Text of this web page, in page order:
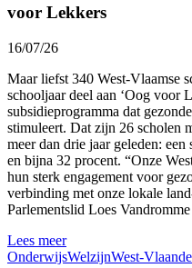
voor Lekkers
16/07/26
Maar liefst 340 West-Vlaamse
schooljaar deel aan ‘Oog voor
subsidieprogramma dat
stimuleert. Dat zijn 26 scholen
meer dan drie jaar geleden:
en bijna 32 procent. “Onze
hun sterk engagement voor
verbinding met onze lokale
Parlementslid Loes
Lees meer
OnderwijsWelzijnWest-